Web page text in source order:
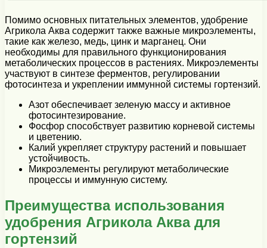
Помимо основных питательных элементов, удобрение
Агрикола Аква содержит также важные микроэлементы,
такие как железо, медь, цинк и марганец. Они
необходимы для правильного функционирования
метаболических процессов в растениях. Микроэлементы
участвуют в синтезе ферментов, регулировании
фотосинтеза и укреплении иммунной системы гортензий.
Азот обеспечивает зеленую массу и активное
фотосинтезирование.
Фосфор способствует развитию корневой системы
и цветению.
Калий укрепляет структуру растений и повышает
устойчивость.
Микроэлементы регулируют метаболические
процессы и иммунную систему.
Преимущества использования
удобрения Агрикола Аква для
гортензий